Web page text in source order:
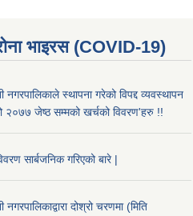
भाइरस (COVID-19)
नगरपालिकाले स्थापना गरेको विपद्द व्यवस्थापन
२०७७ जेष्ठ सम्मको खर्चको विवरण'हरु !!
सार्बजनिक गरिएको बारे |
नगरपालिकाद्वारा दोश्रो चरणमा (मिति